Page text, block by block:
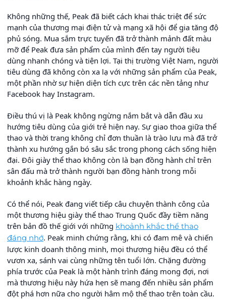
Không những thế, Peak đã biết cách khai thác triệt để sức
mạnh của thương mại điện tử và mạng xã hội để gia tăng độ
phủ sóng. Mua sắm trực tuyến đã trở thành mảnh đất màu
mỡ để Peak đưa sản phẩm của mình đến tay người tiêu
dùng nhanh chóng và tiện lợi. Tại thị trường Việt Nam, người
tiêu dùng đã không còn xa lạ với những sản phẩm của Peak,
một phần nhờ sự hiện diện tích cực trên các nền tảng như
Facebook hay Instagram.
Điều thú vị là Peak không ngừng nắm bắt và dẫn đầu xu
hướng tiêu dùng của giới trẻ hiện nay. Sự giao thoa giữa thể
thao và thời trang không chỉ đơn thuần là trào lưu mà đã trở
thành xu hướng gắn bó sâu sắc trong phong cách sống hiện
đại. Đôi giày thể thao không còn là bạn đồng hành chỉ trên
sân đấu mà trở thành người bạn đồng hành trong mỗi
khoảnh khắc hàng ngày.
Có thể nói, Peak đang viết tiếp câu chuyện thành công của
một thương hiệu giày thể thao Trung Quốc đầy tiềm năng
trên bản đồ thế giới với những khoảnh khắc thể thao
đáng nhớ. Peak minh chứng rằng, khi có đam mê và chiến
lược kinh doanh thông minh, mọi thương hiệu đều có thể
vươn xa, sánh vai cùng những tên tuổi lớn. Chặng đường
phía trước của Peak là một hành trình đáng mong đợi, nơi
mà thương hiệu này hứa hẹn sẽ mang đến nhiều sản phẩm
đột phá hơn nữa cho người hâm mộ thể thao trên toàn cầu.